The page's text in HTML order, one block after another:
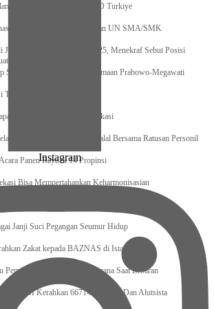
Bencana BNPB – AFAD Turkiye
TNI-POLRI Solid Amankan UN SMA/SMK
Juri Festival Film Cannes 2025, Menekraf Sebut Posisi
Spirit Persatuan dan Kebersamaan Prabowo-Megawati
PPKS
736 Siswa/i se-Kota Bekasi
Apel Khusus dan Halalbihalal Bersama Ratusan Personil
Panen Raya di 14 Propinsi
Bisa Mempertahankan Keharmonisasian
Ta’jil Kepada Masyarakat Puncak Jaya
Janji Suci Pegangan Seumur Hidup
Zakat kepada BAZNAS di Istana Negara
Pemda Waspada Potensi Bencana Saat Lebaran
TNI Kerahkan 66714 Personel Dan Alutsista
Instagram